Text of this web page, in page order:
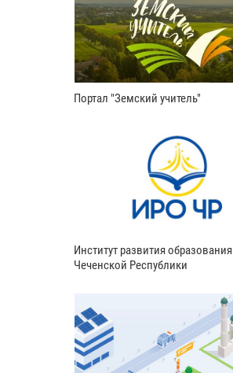
Портал "Земский учитель"
Институт развития образования
Чеченской Республики